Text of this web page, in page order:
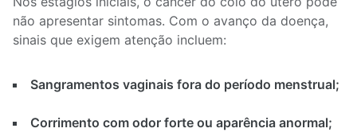
não apresentar sintomas. Com o avanço da doença,
sinais que exigem atenção incluem:
Sangramentos vaginais fora do período menstrual;
Corrimento com odor forte ou aparência anormal;